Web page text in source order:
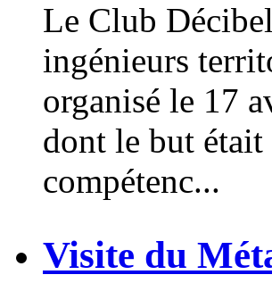
Le Club
ingénieurs
organisé le 17
dont le but
compétenc...
Visite du